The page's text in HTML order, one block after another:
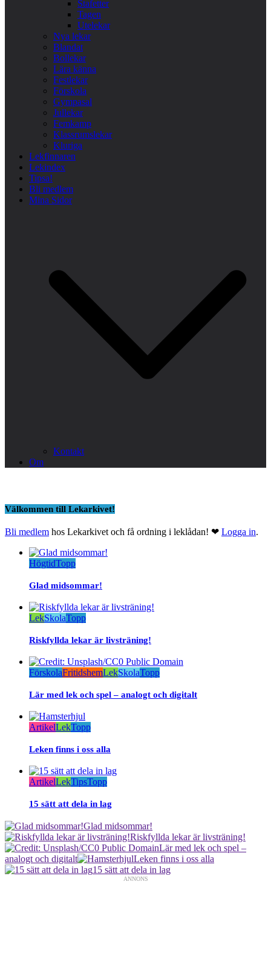
Stafetter
Tagen
Utelekar
Nya lekar
Blandat
Bollekar
Lära känna
Festlekar
Förskola
Gympasal
Jullekar
Femkamp
Klassrumslekar
Kluriga
Lekfinnaren
Lekindex
Tipsa!
Bli medlem
Mina Sidor
Kontakt
Om
Välkommen till Lekarkivet!
Bli medlem hos Lekarkivet och få ordning i leklådan! ❤ Logga in.
HögtidTopp
Glad midsommar!
LekSkolaTopp
Riskfyllda lekar är livsträning!
FörskolaFritidshemLekSkolaTopp
Lär med lek och spel – analogt och digitalt
ArtikelLekTopp
Leken finns i oss alla
ArtikelLekTipsTopp
15 sätt att dela in lag
Glad midsommar!
Riskfyllda lekar är livsträning!
Lär med lek och spel –
analogt och digitalt
Leken finns i oss alla
15 sätt att dela in lag
ANNONS